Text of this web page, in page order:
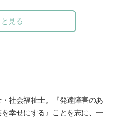
と見る
社会福祉士。
『発達障害のあ
幸せにする』ことを志に、一